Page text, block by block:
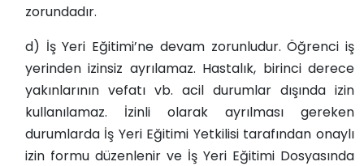
zorundadır.
d) İş Yeri Eğitimi’ne devam zorunludur. Öğrenci iş
yerinden izinsiz ayrılamaz. Hastalık, birinci derece
yakınlarının vefatı vb. acil durumlar dışında izin
kullanılamaz. İzinli olarak ayrılması gereken
durumlarda İş Yeri Eğitimi Yetkilisi tarafından onaylı
izin formu düzenlenir ve İş Yeri Eğitimi Dosyasında